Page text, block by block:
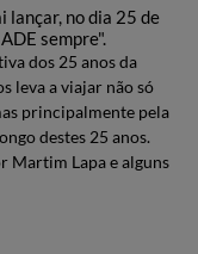
lançar, no dia 25 de
sempre".
dos 25 anos da
leva a viajar não só
principalmente pela
destes 25 anos.
Martim Lapa e alguns